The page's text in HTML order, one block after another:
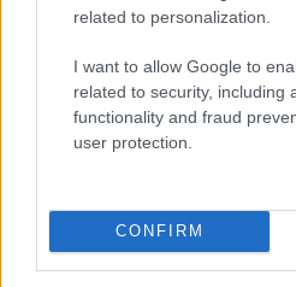
related to personalization.
I want to allow Google to
related to security, including
functionality and fraud
user protection.
CONFIRM